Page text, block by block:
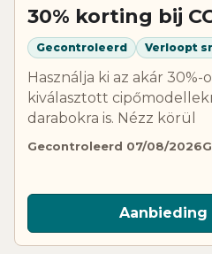
30% korting bij
Gecontroleerd Verloopt
Használja ki az akár
kiválasztott
darabokra is. Nézz körül
Gecontroleerd 07/08/2026
Aanbieding